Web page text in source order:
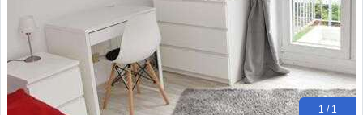
1 / 1